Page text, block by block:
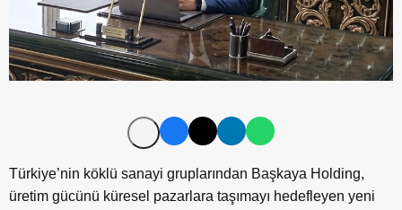
Türkiye’nin köklü sanayi gruplarından Başkaya Holding,
üretim gücünü küresel pazarlara taşımayı hedefleyen yeni